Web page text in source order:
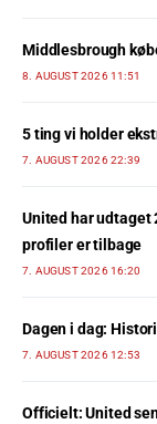
Middlesbrough
8. AUGUST 2026 11:51
5 ting vi holder
7. AUGUST 2026 22:39
United har udtaget
profiler er tilbage
7. AUGUST 2026 16:20
Dagen i dag:
7. AUGUST 2026 12:53
Officielt: United